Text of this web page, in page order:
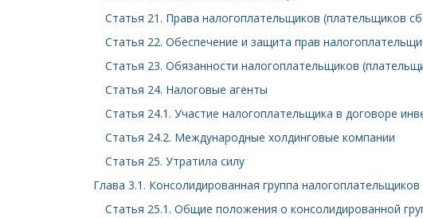
Статья 21. Права налогоплательщиков (плательщиков
Статья 22. Обеспечение и защита прав
Статья 23. Обязанности налогоплательщиков
Статья 24. Налоговые агенты
Статья 24.1. Участие налогоплательщика в договоре
Статья 24.2. Международные холдинговые компании
Статья 25. Утратила силу
Глава 3.1. Консолидированная группа налогоплательщиков
Статья 25.1. Общие положения о консолидированной